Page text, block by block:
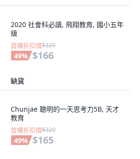
2020 社會科必讀, 飛翔教育, 國小五年
級
首購折扣價$329
49% $166
缺貨
Chunjae 聰明的一天思考力5B, 天才
教育
首購折扣價$329
49% $165